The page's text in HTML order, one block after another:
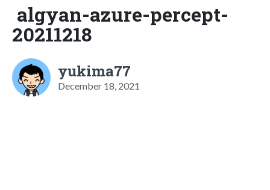
algyan-azure-percept-
20211218
yukima77
December 18, 2021